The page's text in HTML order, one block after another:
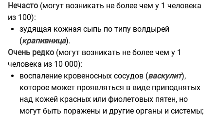
Нечасто (могут возникать не более чем у 1 человека
из 100):
зудящая кожная сыпь по типу волдырей
(крапивница).
Очень редко (могут возникать не более чем у 1
человека из 10 000):
воспаление кровеносных сосудов (васкулит),
которое может проявляться в виде приподнятых
над кожей красных или фиолетовых пятен, но
могут быть поражены и другие органы и системы;